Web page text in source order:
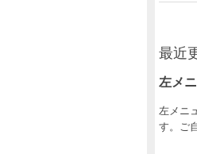
最近
左メ
左メニ
す。ご